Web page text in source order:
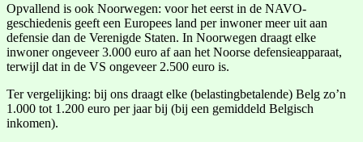
Opvallend is ook Noorwegen: voor het eerst in de NAVO-
geschiedenis geeft een Europees land per inwoner meer uit aan
defensie dan de Verenigde Staten. In Noorwegen draagt elke
inwoner ongeveer 3.000 euro af aan het Noorse defensieapparaat,
terwijl dat in de VS ongeveer 2.500 euro is.
Ter vergelijking: bij ons draagt elke (belastingbetalende) Belg zo’n
1.000 tot 1.200 euro per jaar bij (bij een gemiddeld Belgisch
inkomen).